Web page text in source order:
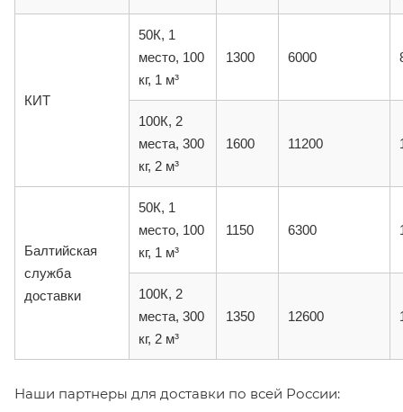
КИТ
50К, 1
место, 100
кг, 1 м³
1300 6000
100К, 2
места, 300
кг, 2 м³
1600 11200
Балтийская
служба
доставки
50К, 1
место, 100
кг, 1 м³
1150 6300
100К, 2
места, 300
кг, 2 м³
1350 12600
Наши партнеры для доставки по всей России: